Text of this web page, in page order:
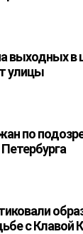
выходных в
улицы
по
с Клавой